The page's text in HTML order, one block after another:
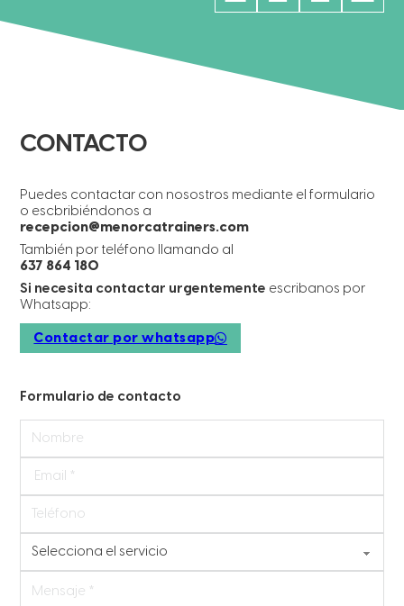
CONTACTO
Puedes contactar con nosostros mediante el formulario
o escbribiéndonos a
recepcion@menorcatrainers.com
También por teléfono llamando al
637 864 180
Si necesita contactar urgentemente escribanos por
Whatsapp:
Contactar por whatsapp
Formulario de contacto